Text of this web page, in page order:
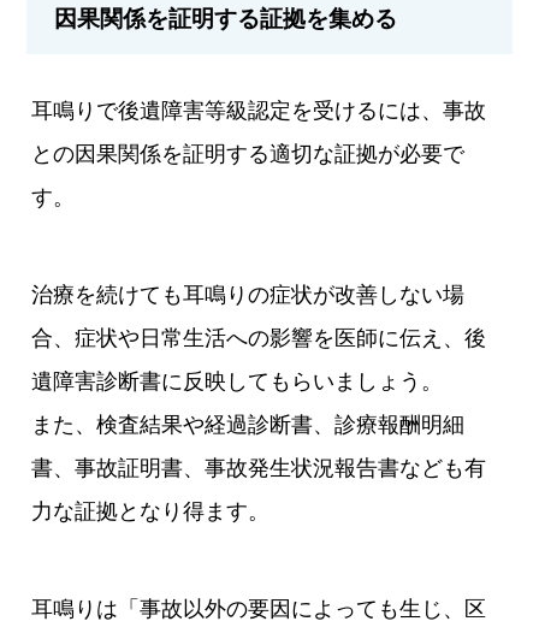
因果関係を証明する証拠を集める
耳鳴りで後遺障害等級認定を受けるには、事故
との因果関係を証明する適切な証拠が必要で
す。
治療を続けても耳鳴りの症状が改善しない場
合、症状や日常生活への影響を医師に伝え、後
遺障害診断書に反映してもらいましょう。
また、検査結果や経過診断書、診療報酬明細
書、事故証明書、事故発生状況報告書なども有
力な証拠となり得ます。
耳鳴りは「事故以外の要因によっても生じ、区